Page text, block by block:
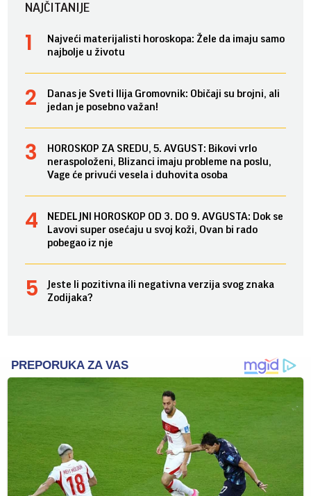
NAJČITANIJE
Najveći materijalisti horoskopa: Žele da imaju samo
najbolje u životu
Danas je Sveti Ilija Gromovnik: Običaji su brojni, ali
jedan je posebno važan!
HOROSKOP ZA SREDU, 5. AVGUST: Bikovi vrlo
neraspoloženi, Blizanci imaju probleme na poslu,
Vage će privući vesela i duhovita osoba
NEDELJNI HOROSKOP OD 3. DO 9. AVGUSTA: Dok se
Lavovi super osećaju u svoj koži, Ovan bi rado
pobegao iz nje
Jeste li pozitivna ili negativna verzija svog znaka
Zodijaka?